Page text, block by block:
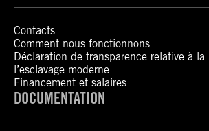
Contacts
Comment nous fonctionnons
Déclaration de transparence relative à la
l’esclavage moderne
Financement et salaires
DOCUMENTATION